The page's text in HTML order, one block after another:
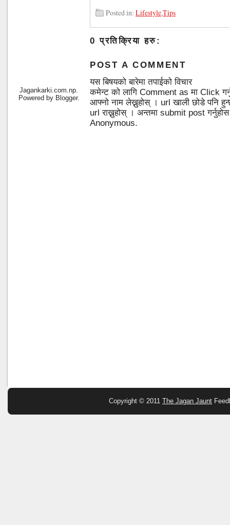
Jagankarki.com.np.
Powered by Blogger.
Posted in: Lifestyle,Tips
0 प्रतिक्रिया हरु:
POST A COMMENT
यस बिषयको बारेमा तपाईको विचार
कमेन्ट को लागि Comment as मा Click
आफ्नो नाम लेख्नुहोस् । url खाली छोडे पनि
url राख्नुहोस् । अन्तमा submit post
Anonymous.
Copyright © 2011 The Jagan Jaunt